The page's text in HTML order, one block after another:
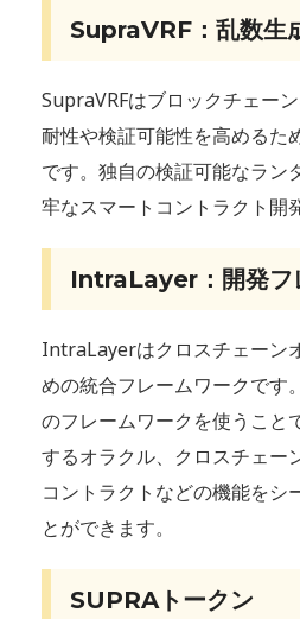
SupraVRF：乱数生
SupraVRFはブロックチェー
耐性や検証可能性を高めるた
です。独自の検証可能なラン
牢なスマートコントラクト開
IntraLayer：開発フ
IntraLayerはクロスチェーン
めの統合フレームワークです
のフレームワークを使うこと
するオラクル、クロスチェー
コントラクトなどの機能をシ
とができます。
SUPRAトークン